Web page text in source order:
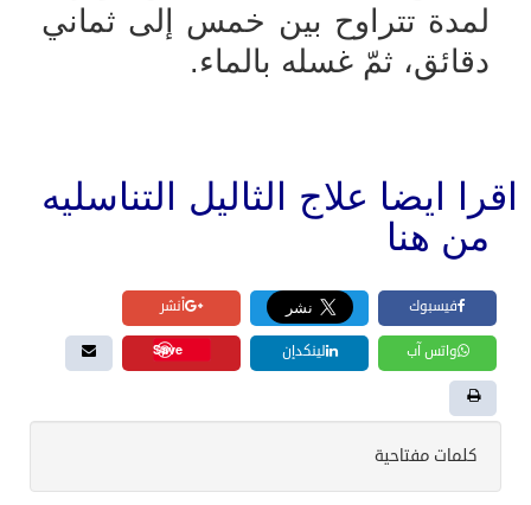
لمدة تتراوح بين خمس إلى ثماني
دقائق، ثمّ غسله بالماء.
اقرا ايضا علاج الثاليل التناسليه
من هنا
فيسبوك أنشر
واتس آب لينكدإن Save
كلمات مفتاحية